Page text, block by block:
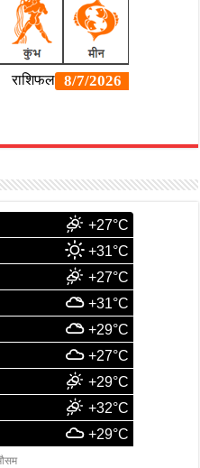
+27°C
+31°C
+27°C
+31°C
+29°C
+27°C
+29°C
+32°C
+29°C